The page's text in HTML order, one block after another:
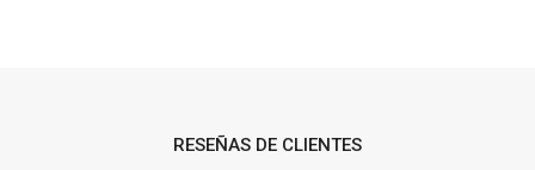
RESEÑAS DE CLIENTES